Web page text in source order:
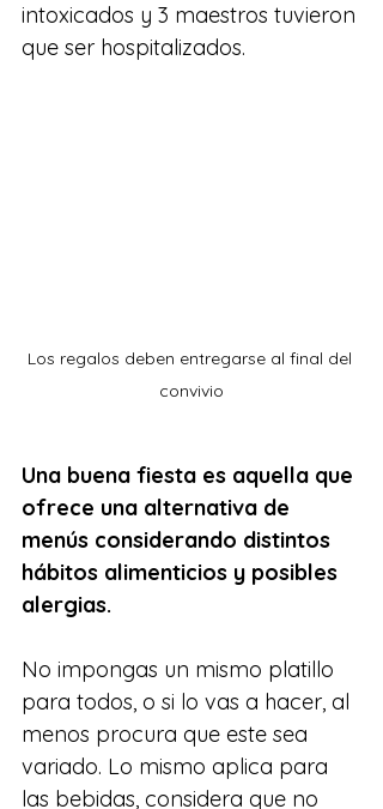
intoxicados y 3 maestros tuvieron
que ser hospitalizados.
Los regalos deben entregarse al final del
convivio
Una buena fiesta es aquella que
ofrece una alternativa de
menús considerando distintos
hábitos alimenticios y posibles
alergias.
No impongas un mismo platillo
para todos, o si lo vas a hacer, al
menos procura que este sea
variado. Lo mismo aplica para
las bebidas, considera que no